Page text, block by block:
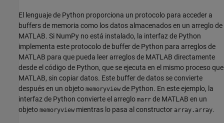
El lenguaje de Python proporciona un protocolo para acceder a
buffers de memoria como los datos almacenados en un arreglo de
MATLAB. Si NumPy no está instalado, la interfaz de Python
implementa este protocolo de buffer de Python para arreglos de
MATLAB para que pueda leer arreglos de MATLAB directamente
desde el código de Python, que se ejecuta en el mismo proceso que
MATLAB, sin copiar datos. Este buffer de datos se convierte
después en un objeto memoryview de Python. En este ejemplo, la
interfaz de Python convierte el arreglo marr de MATLAB en un
objeto memoryview mientras lo pasa al constructor array.array.